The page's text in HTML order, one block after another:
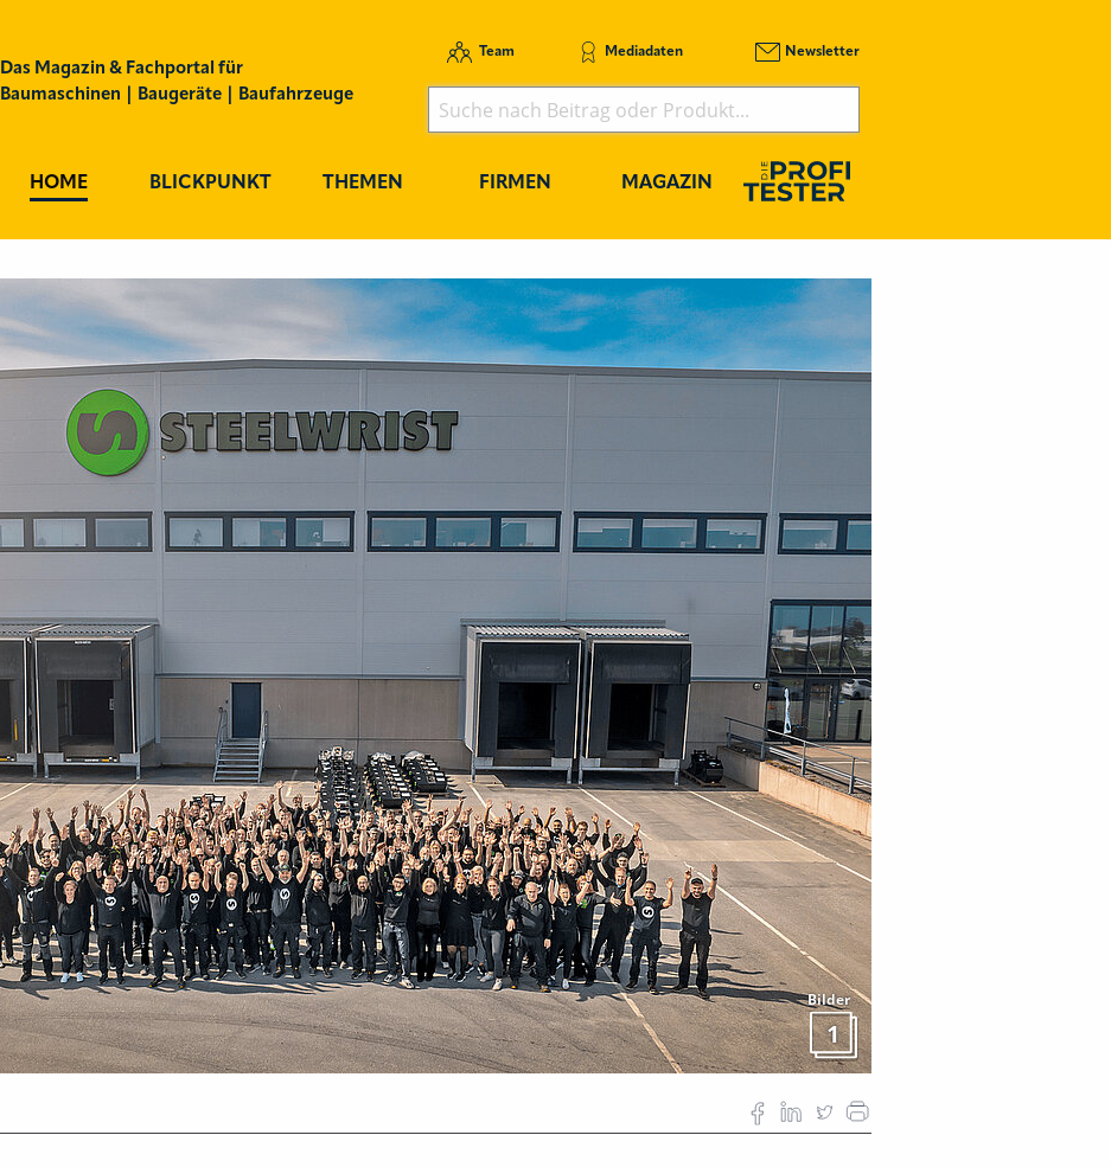
Das Magazin & Fachportal für
Baumaschinen | Baugeräte | Baufahrzeuge
Team Mediadaten Newsletter
HOME BLICKPUNKT THEMEN FIRMEN MAGAZIN
Bilder
1